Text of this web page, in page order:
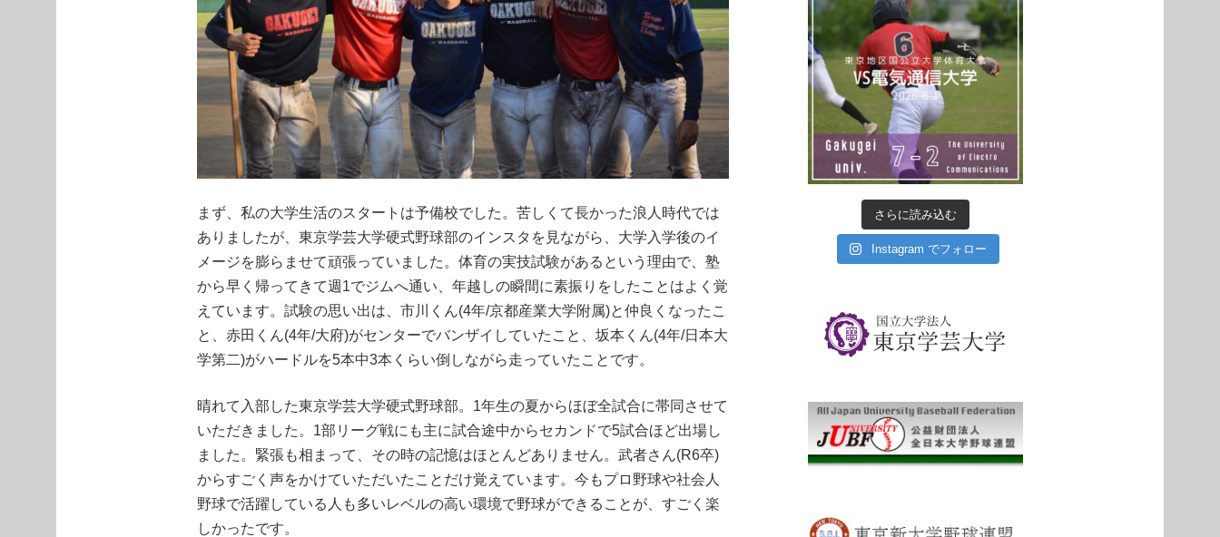
まず、私の大学生活のスタートは予備校でした。苦しくて長かった浪人時代では
ありましたが、東京学芸大学硬式野球部のインスタを見ながら、大学入学後のイ
メージを膨らませて頑張っていました。体育の実技試験があるという理由で、塾
から早く帰ってきて週1でジムへ通い、年越しの瞬間に素振りをしたことはよく覚
えています。試験の思い出は、市川くん(4年/京都産業大学附属)と仲良くなったこ
と、赤田くん(4年/大府)がセンターでバンザイしていたこと、坂本くん(4年/日本大
学第二)がハードルを5本中3本くらい倒しながら走っていたことです。
晴れて入部した東京学芸大学硬式野球部。1年生の夏からほぼ全試合に帯同させて
いただきました。1部リーグ戦にも主に試合途中からセカンドで5試合ほど出場し
ました。緊張も相まって、その時の記憶はほとんどありません。武者さん(R6卒)
からすごく声をかけていただいたことだけ覚えています。今もプロ野球や社会人
野球で活躍している人も多いレベルの高い環境で野球ができることが、すごく楽
しかったです。
さらに読み込む
Instagram でフォロー